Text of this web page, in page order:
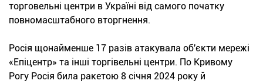
торговельні центри в Україні від самого початку
повномасштабного вторгнення.
Росія щонайменше 17 разів атакувала об'єкти мережі
«Епіцентр» та інші торгівельні центри. По Кривому
Рогу Росія била ракетою 8 січня 2024 року й